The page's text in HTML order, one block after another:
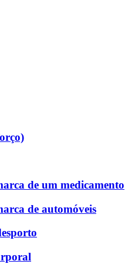
de um medicamento
de automóveis